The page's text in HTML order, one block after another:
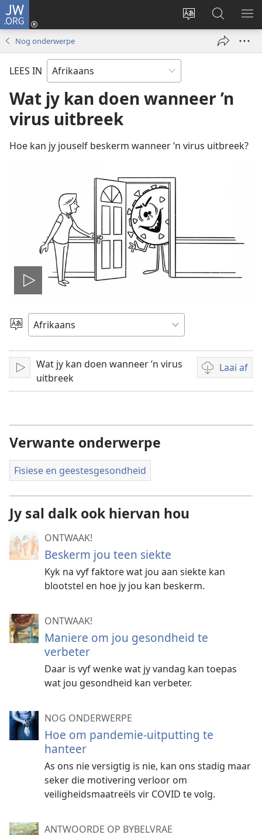
JW.ORG
Verander
Meld
aan
venster
Soek
op
JW.ORG
Nog onderwerpe
LEES IN
Wat jy kan doen wanneer ’n
virus uitbreek
Hoe kan jy jouself beskerm wanneer ’n virus uitbreek?
Speel
video
Kies
Speel
Wat jy kan doen wanneer ’n virus
uitbreek
Laai af
Aflaai-
opsies
Verwante onderwerpe
Fisiese en geestesgesondheid
Jy sal dalk ook hiervan hou
ONTWAAK!
Beskerm jou teen siekte
Kyk na vyf faktore wat jou aan siekte kan
blootstel en hoe jy jou kan beskerm.
ONTWAAK!
Maniere om jou gesondheid te
verbeter
Daar is vyf wenke wat jy vandag kan toepas
wat jou gesondheid kan verbeter.
NOG ONDERWERPE
Hoe om pandemie-uitputting te
hanteer
As ons nie versigtig is nie, kan ons stadig maar
seker die motivering verloor om
veiligheidsmaatreëls vir COVID te volg.
ANTWOORDE OP BYBELVRAE